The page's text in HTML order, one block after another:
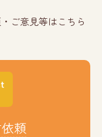
ご意見等はこちら
頼